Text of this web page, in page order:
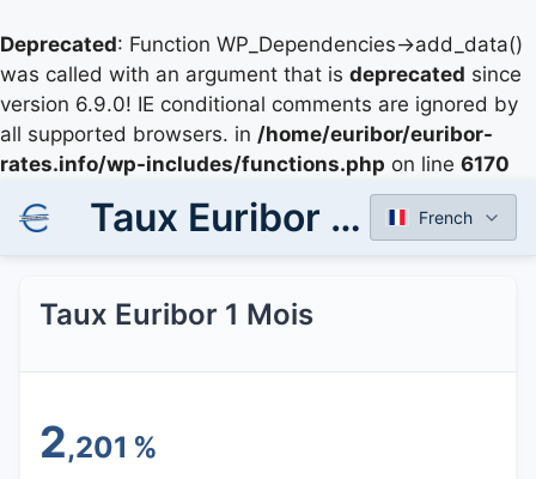
Deprecated: Function WP_Dependencies->add_data()
was called with an argument that is deprecated since
version 6.9.0! IE conditional comments are ignored by
all supported browsers. in /home/euribor/euribor-
rates.info/wp-includes/functions.php on line 6170
Taux Euribor 1 Mois French
Taux Euribor 1 Mois
2,201 %